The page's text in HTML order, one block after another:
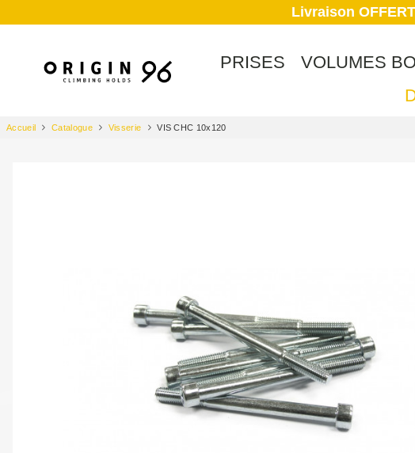
Livraison
PRISES VOLUMES
Accueil Catalogue Visserie VIS CHC 10x120